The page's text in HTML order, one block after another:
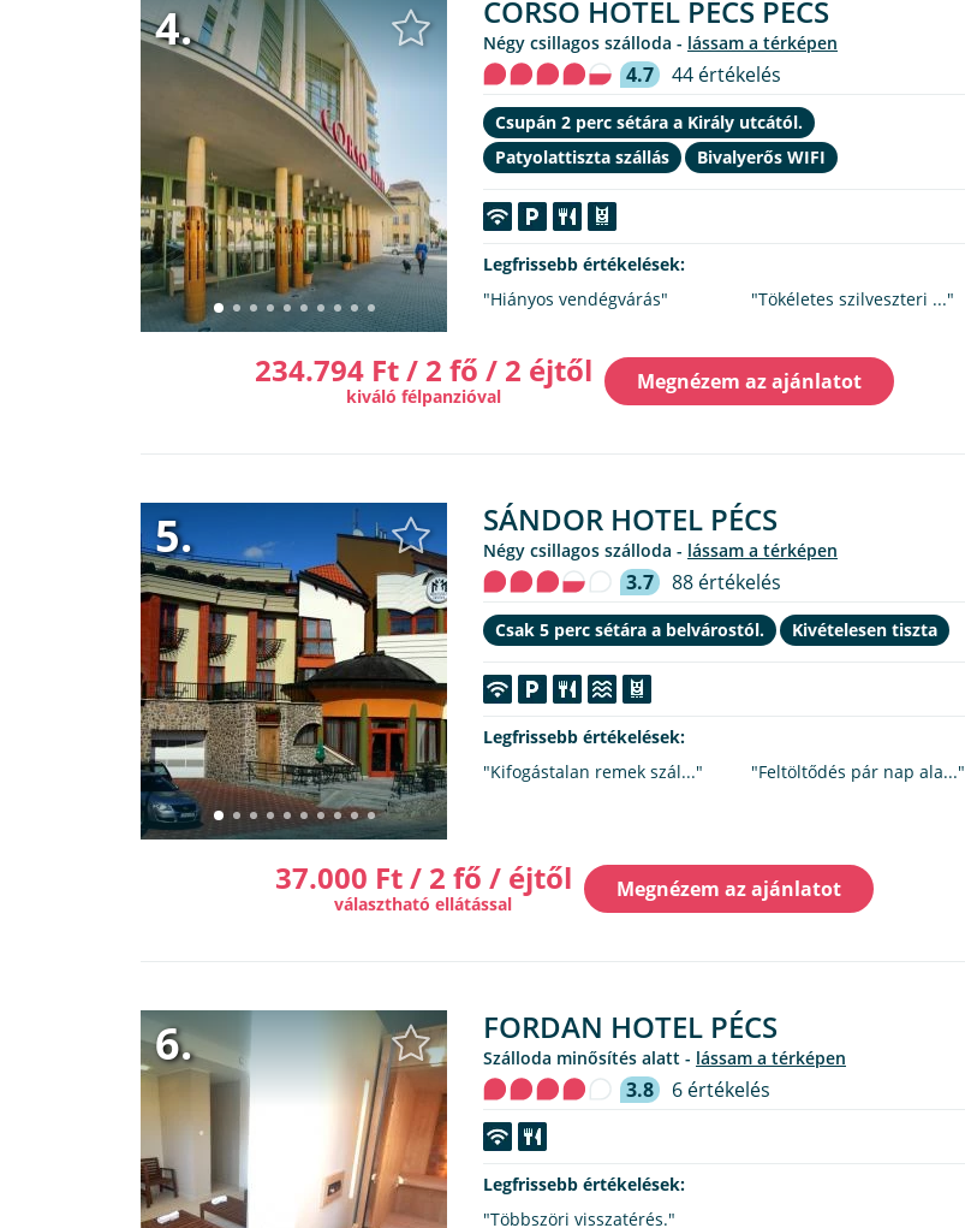
4. CORSO HOTEL PÉCS PÉCS
Négy csillagos szálloda - lássam a térképen
4.7 44 értékelés
Csupán 2 perc sétára a Király utcától.
Patyolattiszta szállás
Bivalyerős WIFI
Legfrissebb értékelések:
"Hiányos vendégvárás"
"Tökéletes szilveszteri ..."
234.794 Ft / 2 fő / 2 éjtől
kiváló félpanzióval
Megnézem az ajánlatot
5. SÁNDOR HOTEL PÉCS
Négy csillagos szálloda - lássam a térképen
3.7 88 értékelés
Csak 5 perc sétára a belvárostól. Kivételesen tiszta
Legfrissebb értékelések:
"Kifogástalan remek szál..."
"Feltöltődés pár nap ala..."
37.000 Ft / 2 fő / éjtől
választható ellátással
Megnézem az ajánlatot
6. FORDAN HOTEL PÉCS
Szálloda minősítés alatt - lássam a térképen
3.8 6 értékelés
Legfrissebb értékelések:
"Többszöri visszatérés."